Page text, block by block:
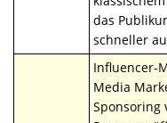
das
schneller
Influencer-
Media
Sponsoring